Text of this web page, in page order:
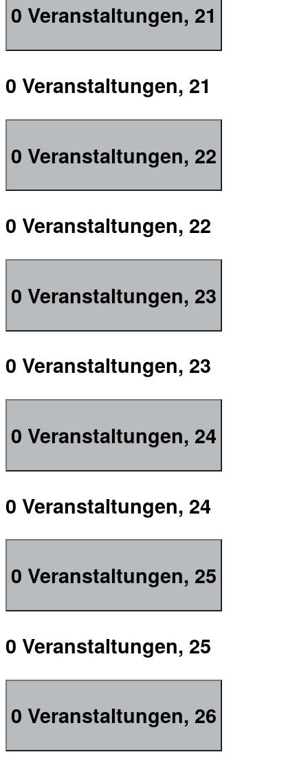
0 Veranstaltungen, 21
0 Veranstaltungen, 21
0 Veranstaltungen, 22
0 Veranstaltungen, 22
0 Veranstaltungen, 23
0 Veranstaltungen, 23
0 Veranstaltungen, 24
0 Veranstaltungen, 24
0 Veranstaltungen, 25
0 Veranstaltungen, 25
0 Veranstaltungen, 26